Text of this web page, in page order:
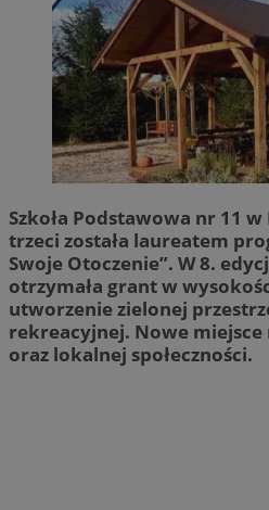
Szkoła Podstawowa nr 11
trzeci została laureatem
Swoje Otoczenie”. W 8.
otrzymała grant w
utworzenie zielonej
rekreacyjnej. Nowe miejsce
oraz lokalnej społeczności.